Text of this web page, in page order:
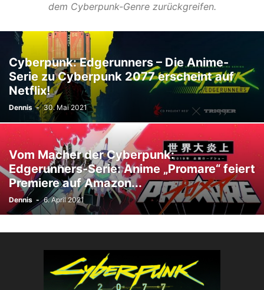
dem Cyberpunk-Genre zurückgreifen.
Cyberpunk: Edgerunners – Die Anime-
Serie zu Cyberpunk 2077 erscheint auf
Netflix!
Dennis - 30. Mai 2021
Vom Macher der Cyberpunk:
Edgerunners-Serie: Anime „Promare“ feiert
Premiere auf Amazon...
Dennis - 6. April 2021